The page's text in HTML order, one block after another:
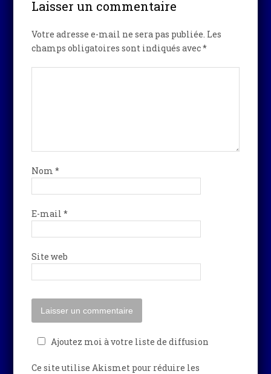
Laisser un commentaire
Votre adresse e-mail ne sera pas publiée. Les
champs obligatoires sont indiqués avec*
Nom*
E-mail*
Site web
Ajoutez moi à votre liste de diffusion
Ce site utilise Akismet pour réduire les